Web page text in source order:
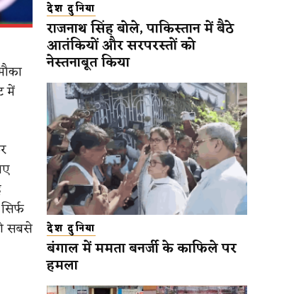
में
सबसे
देश दुनिया
राजनाथ सिंह बोले, पाकिस्तान में बैठे
आतंकियों और सरपरस्तों को
नेस्तनाबूत किया
देश दुनिया
बंगाल में ममता बनर्जी के काफिले पर
हमला